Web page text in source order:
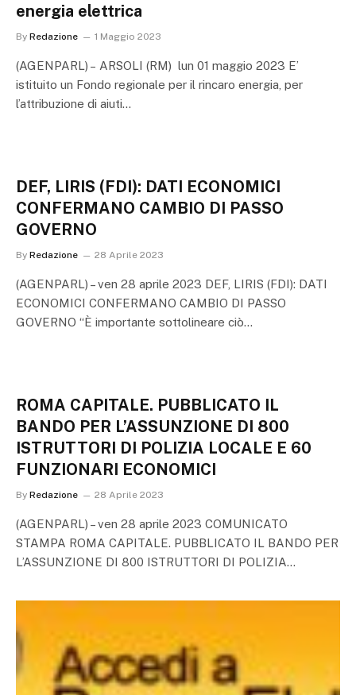
energia elettrica
By Redazione 1 Maggio 2023
(AGENPARL) – ARSOLI (RM) lun 01 maggio 2023 E’
istituito un Fondo regionale per il rincaro energia, per
l’attribuzione di aiuti…
DEF, LIRIS (FDI): DATI ECONOMICI
CONFERMANO CAMBIO DI PASSO
GOVERNO
By Redazione 28 Aprile 2023
(AGENPARL) – ven 28 aprile 2023 DEF, LIRIS (FDI): DATI
ECONOMICI CONFERMANO CAMBIO DI PASSO
GOVERNO “È importante sottolineare ciò…
ROMA CAPITALE. PUBBLICATO IL
BANDO PER L’ASSUNZIONE DI 800
ISTRUTTORI DI POLIZIA LOCALE E 60
FUNZIONARI ECONOMICI
By Redazione 28 Aprile 2023
(AGENPARL) – ven 28 aprile 2023 COMUNICATO
STAMPA ROMA CAPITALE. PUBBLICATO IL BANDO PER
L’ASSUNZIONE DI 800 ISTRUTTORI DI POLIZIA…